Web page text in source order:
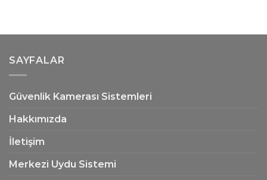
SAYFALAR
Güvenlik Kamerası Sistemleri
Hakkımızda
İletişim
Merkezi Uydu Sistemi